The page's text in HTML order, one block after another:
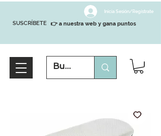
SUSCRÍBETE
Inicia Sesión/Regístrate
👉 a nuestra web y gana puntos